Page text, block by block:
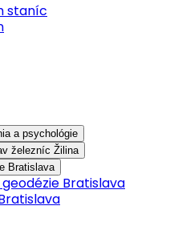
staníc
a psychológie
železníc Žilina
Bratislava
Bratislava